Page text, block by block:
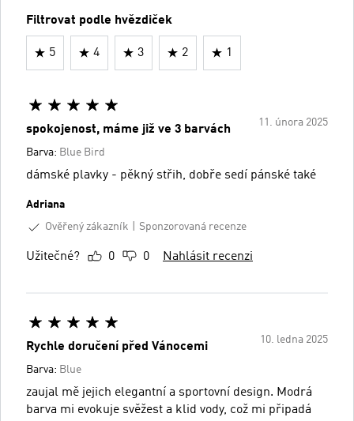
Filtrovat podle hvězdiček
5 4 3 2 1
11. února 2025
spokojenost, máme již ve 3 barvách
Barva: Blue Bird
dámské plavky - pěkný střih, dobře sedí pánské také
Adriana
Ověřený zákazník
Sponzorovaná recenze
Užitečné? 0 0 Nahlásit recenzi
10. ledna 2025
Rychle doručení před Vánocemi
Barva: Blue
zaujal mě jejich elegantní a sportovní design. Modrá
barva mi evokuje svěžest a klid vody, což mi připadá